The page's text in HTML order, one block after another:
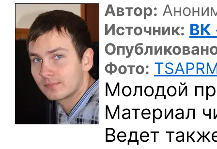
Автор:
Источник: ВК
Фото:
Молодой
Материал
Ведет